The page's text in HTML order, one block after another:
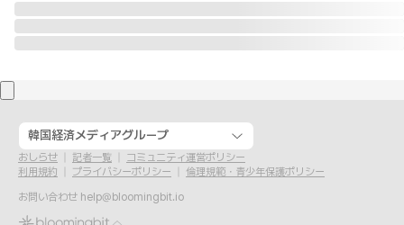
韓国経済メディアグループ
おしらせ 記者一覧
コミュニティ運営ポリシー
利用規約
プライバシーポリシー
倫理規範・青少年保護ポリシー
お問い合わせ help@bloomingbit.io